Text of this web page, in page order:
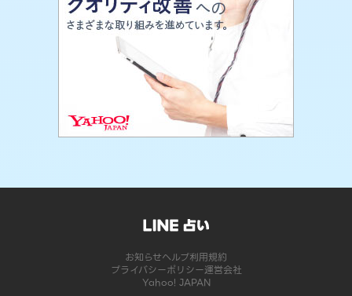
お知らせヘルプ利用規約
プライバシーポリシー運営会社
Yahoo! JAPAN